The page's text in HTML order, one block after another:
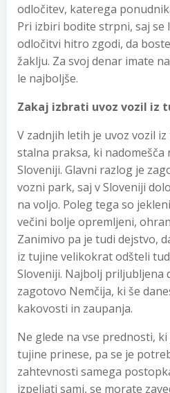
odločitev, katerega
Pri izbiri bodite strpni, saj se
odločitvi hitro zgodi, da
žaklju. Za svoj denar imate
le najboljše.
Zakaj izbrati uvoz vozil iz
V zadnjih letih je uvoz vozil
stalna praksa, ki
Sloveniji. Glavni razlog je
vozni park, saj v Sloveniji
na voljo. Poleg tega so
večini bolje opremljeni,
Zanimivo pa je tudi dejstvo,
iz tujine velikokrat odšteli
Sloveniji. Najbolj priljubljena
zagotovo Nemčija, ki še
kakovosti in zaupanja.
Ne glede na vse prednosti,
tujine prinese, pa se je
zahtevnosti samega
izpeljati sami, se morate